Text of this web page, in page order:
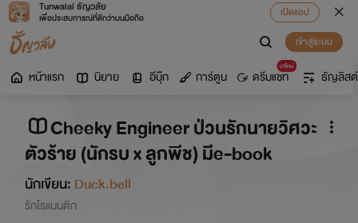
Tunwalai ธัญวลัย
เพื่อประสบการณ์ที่ดีกว่าบนมือถือ
เปิดแอป
เข้าสู่ระบบ
หน้าแรก นิยาย อีบุ๊ก การ์ตูน
มาใหม่
ดรีมแชท ธัญลิสต์
Cheeky Engineer ป่วนรักนายวิศวะ
ตัวร้าย (นักรบ x ลูกพีช) มีe-book
นักเขียน: Duck.bell
รักโรแมนติก